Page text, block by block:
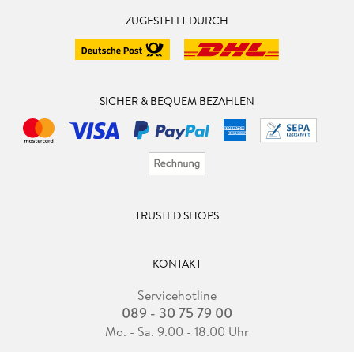
ZUGESTELLT DURCH
SICHER & BEQUEM BEZAHLEN
TRUSTED SHOPS
KONTAKT
Servicehotline
089 - 30 75 79 00
Mo. - Sa. 9.00 - 18.00 Uhr